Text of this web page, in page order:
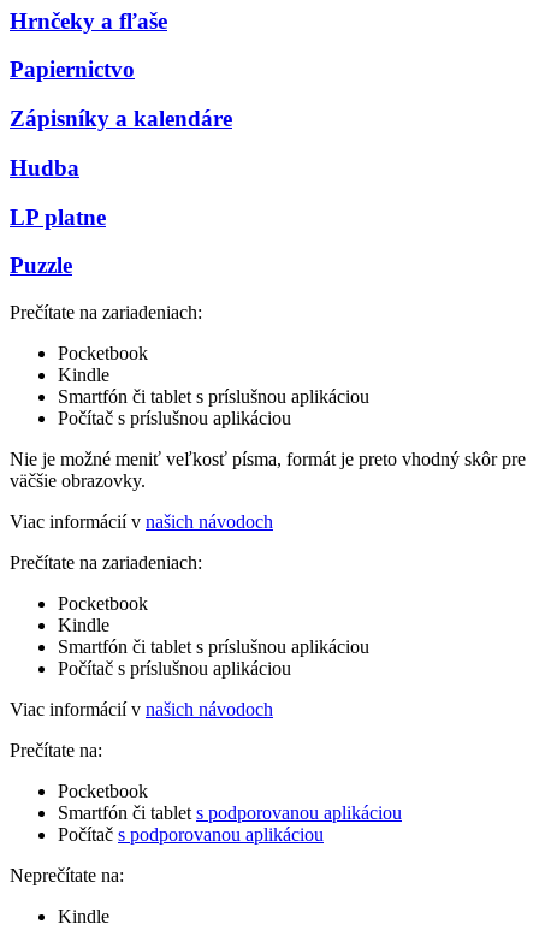
Hrnčeky a fľaše
Papiernictvo
Zápisníky a kalendáre
Hudba
LP platne
Puzzle
Prečítate na zariadeniach:
Pocketbook
Kindle
Smartfón či tablet s príslušnou aplikáciou
Počítač s príslušnou aplikáciou
Nie je možné meniť veľkosť písma, formát je preto vhodný skôr pre
väčšie obrazovky.
Viac informácií v našich návodoch
Prečítate na zariadeniach:
Pocketbook
Kindle
Smartfón či tablet s príslušnou aplikáciou
Počítač s príslušnou aplikáciou
Viac informácií v našich návodoch
Prečítate na:
Pocketbook
Smartfón či tablet s podporovanou aplikáciou
Počítač s podporovanou aplikáciou
Neprečítate na:
Kindle